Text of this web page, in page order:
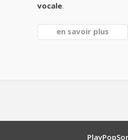
vocale.
en savoir plus